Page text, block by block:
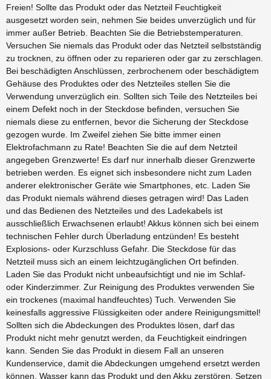
Freien! Sollte das Produkt oder das Netzteil Feuchtigkeit
ausgesetzt worden sein, nehmen Sie beides unverzüglich und für
immer außer Betrieb. Beachten Sie die Betriebstemperaturen.
Versuchen Sie niemals das Produkt oder das Netzteil selbstständig
zu trocknen, zu öffnen oder zu reparieren oder gar zu zerschlagen.
Bei beschädigten Anschlüssen, zerbrochenem oder beschädigtem
Gehäuse des Produktes oder des Netzteiles stellen Sie die
Verwendung unverzüglich ein. Sollten sich Teile des Netzteiles bei
einem Defekt noch in der Steckdose befinden, versuchen Sie
niemals diese zu entfernen, bevor die Sicherung der Steckdose
gezogen wurde. Im Zweifel ziehen Sie bitte immer einen
Elektrofachmann zu Rate! Beachten Sie die auf dem Netzteil
angegeben Grenzwerte! Es darf nur innerhalb dieser Grenzwerte
betrieben werden. Es eignet sich insbesondere nicht zum Laden
anderer elektronischer Geräte wie Smartphones, etc. Laden Sie
das Produkt niemals während dieses getragen wird! Das Laden
und das Bedienen des Netzteiles und des Ladekabels ist
ausschließlich Erwachsenen erlaubt! Akkus können sich bei einem
technischen Fehler durch Überladung entzünden! Es besteht
Explosions- oder Kurzschluss Gefahr. Die Steckdose für das
Netzteil muss sich an einem leichtzugänglichen Ort befinden.
Laden Sie das Produkt nicht unbeaufsichtigt und nie im Schlaf-
oder Kinderzimmer. Zur Reinigung des Produktes verwenden Sie
ein trockenes (maximal handfeuchtes) Tuch. Verwenden Sie
keinesfalls aggressive Flüssigkeiten oder andere Reinigungsmittel!
Sollten sich die Abdeckungen des Produktes lösen, darf das
Produkt nicht mehr genutzt werden, da Feuchtigkeit eindringen
kann. Senden Sie das Produkt in diesem Fall an unseren
Kundenservice, damit die Abdeckungen umgehend ersetzt werden
können. Wasser kann das Produkt und den Akku zerstören. Setzen